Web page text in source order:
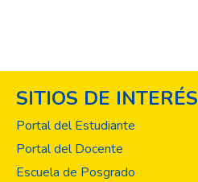
SITIOS DE INTERÉS
Portal del Estudiante
Portal del Docente
Escuela de Posgrado